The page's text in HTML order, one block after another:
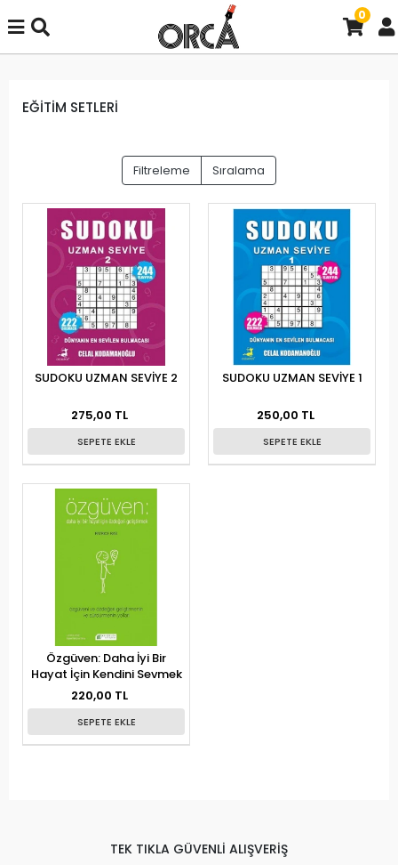
0
EĞİTİM SETLERİ
Filtreleme Sıralama
SUDOKU UZMAN SEVİYE 2
275,00 TL
SEPETE EKLE
SUDOKU UZMAN SEVİYE 1
250,00 TL
SEPETE EKLE
Özgüven: Daha İyi Bir
Hayat İçin Kendini Sevmek
220,00 TL
SEPETE EKLE
TEK TIKLA GÜVENLİ ALIŞVERİŞ